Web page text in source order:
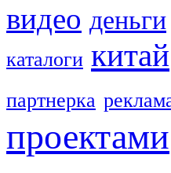
видео деньги
каталоги китай
партнерка
проектами